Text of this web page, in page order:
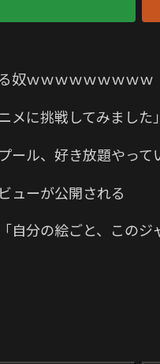
奴ｗｗｗｗｗｗｗｗｗ
メに挑戦してみました」
ール、好き放題やって
ューが公開される
自分の絵ごと、このジ